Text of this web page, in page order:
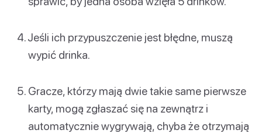
Jeśli ich przypuszczenie jest błędne, muszą
wypić drinka.
Gracze, którzy mają dwie takie same pierwsze
karty, mogą zgłaszać się na zewnątrz i
automatycznie wygrywają, chyba że otrzymają